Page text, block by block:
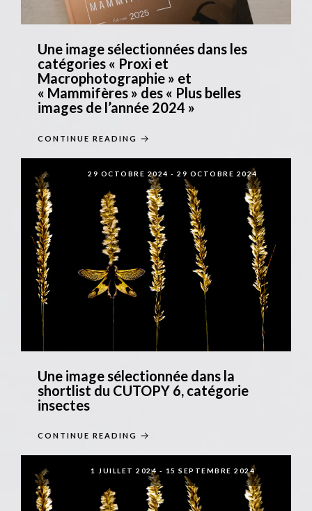
Une image sélectionnées dans les
catégories « Proxi et
Macrophotographie » et
« Mammifères » des « Plus belles
images de l’année 2024 »
CONTINUE READING
29 OCTOBRE 2024 -29 OCTOBRE 2024
Une image sélectionnée dans la
shortlist du CUTOPY 6, catégorie
insectes
CONTINUE READING
1 JUILLET 2024 - 15 SEPTEMBRE 2024